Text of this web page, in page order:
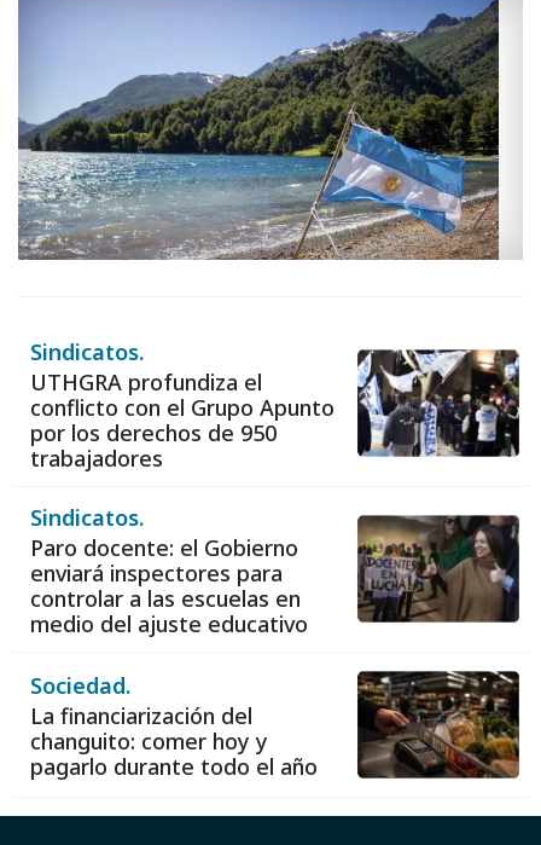
Sindicatos.
UTHGRA profundiza el
conflicto con el Grupo Apunto
por los derechos de 950
trabajadores
Sindicatos.
Paro docente: el Gobierno
enviará inspectores para
controlar a las escuelas en
medio del ajuste educativo
Sociedad.
La financiarización del
changuito: comer hoy y
pagarlo durante todo el año